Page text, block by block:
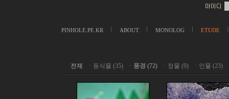
PINHOLE.PE.KR ABOUT MONOLOG ETUDE
전체 ㆍ 동식믈 (35) ㆍ 풍경 (72) ㆍ 정물 (9) ㆍ 인물 (23)